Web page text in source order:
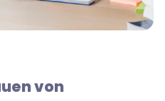
von